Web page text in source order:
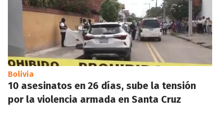
Bolivia
10 asesinatos en 26 días, sube la tensión
por la violencia armada en Santa Cruz